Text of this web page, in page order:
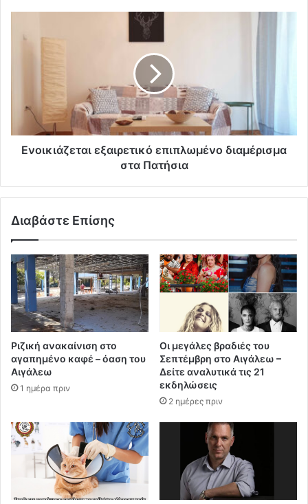
Ενοικιάζεται εξαιρετικό επιπλωμένο διαμέρισμα
στα Πατήσια
Διαβάστε Επίσης
Ριζική ανακαίνιση στο
αγαπημένο καφέ – όαση του
Αιγάλεω
1 ημέρα πριν
Οι μεγάλες βραδιές του
Σεπτέμβρη στο Αιγάλεω –
Δείτε αναλυτικά τις 21
εκδηλώσεις
2 ημέρες πριν